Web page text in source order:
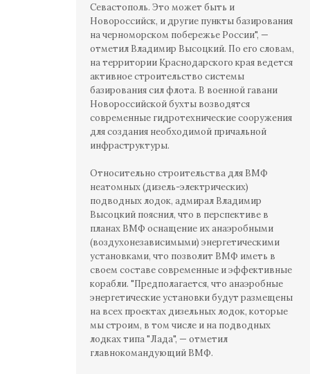
Севастополь. Это может быть и
Новороссийск, и другие пункты базирования
на черноморском побережье России", —
отметил Владимир Высоцкий. По его словам,
на территории Краснодарского края ведется
активное строительство системы
базирования сил флота. В военной гавани
Новороссийской бухты возводятся
современные гидротехнические сооружения
для создания необходимой причальной
инфраструктуры.
Относительно строительства для ВМФ
неатомных (дизель-электрических)
подводных лодок, адмирал Владимир
Высоцкий пояснил, что в перспективе в
планах ВМФ оснащение их анаэробными
(воздухонезависимыми) энергетическими
установками, что позволит ВМФ иметь в
своем составе современные и эффективные
корабли. "Предполагается, что анаэробные
энергетические установки будут размещены
на всех проектах дизельных лодок, которые
мы строим, в том числе и на подводных
лодках типа "Лада", — отметил
главнокомандующий ВМФ.